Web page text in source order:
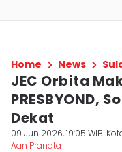
Home News
JEC Orbita
PRESBYOND,
Dekat
09 Jun 2026, 19:05 WIB
Aan Pranata